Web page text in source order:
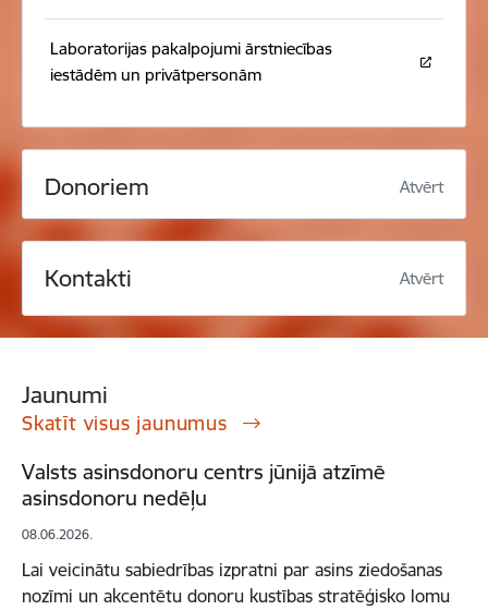
Laboratorijas pakalpojumi ārstniecības
iestādēm un privātpersonām
Donoriem Atvērt
Kontakti Atvērt
Jaunumi
Skatīt visus jaunumus
Valsts asinsdonoru centrs jūnijā atzīmē
asinsdonoru nedēļu
08.06.2026.
Lai veicinātu sabiedrības izpratni par asins ziedošanas
nozīmi un akcentētu donoru kustības stratēģisko lomu